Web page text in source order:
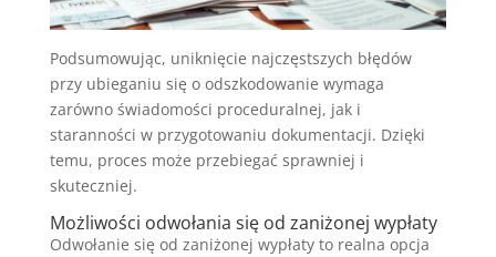
Podsumowując, uniknięcie najczęstszych błędów
przy ubieganiu się o odszkodowanie wymaga
zarówno świadomości proceduralnej, jak i
staranności w przygotowaniu dokumentacji. Dzięki
temu, proces może przebiegać sprawniej i
skuteczniej.
Możliwości odwołania się od zaniżonej wypłaty
Odwołanie się od zaniżonej wypłaty to realna opcja